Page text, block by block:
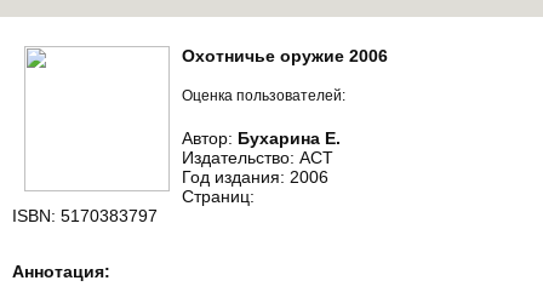
Охотничье оружие 2006
Оценка пользователей:
Автор: Бухарина Е.
Издательство: АСТ
Год издания: 2006
Страниц:
ISBN: 5170383797
Аннотация: